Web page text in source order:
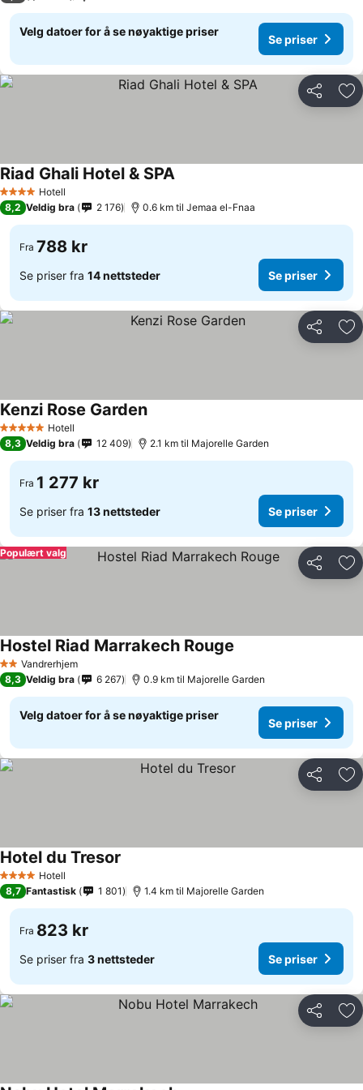
Velg datoer for å se nøyaktige priser
Se priser
Del
4 StjernerHotell
Riad Ghali Hotel & SPA
8,2 Veldig bra 2 176 0.6 km til Jemaa el-Fnaa
Fra 788 kr
Se priser fra 14 nettsteder Se priser
Del
5 Stjerner Hotell
Kenzi Rose Garden
8,3 Veldig bra 12 409 2.1 km til Majorelle Garden
Fra 1 277 kr
Se priser fra 13 nettsteder Se priser
Del
Populært valg
2 StjernerVandrerhjem
Hostel Riad Marrakech Rouge
8,3 Veldig bra 6 267 0.9 km til Majorelle Garden
Velg datoer for å se nøyaktige priser
Se priser
Del
4 StjernerHotell
Hotel du Tresor
8,7 Fantastisk 1 801 1.4 km til Majorelle Garden
Fra 823 kr
Se priser fra 3 nettsteder Se priser
Del